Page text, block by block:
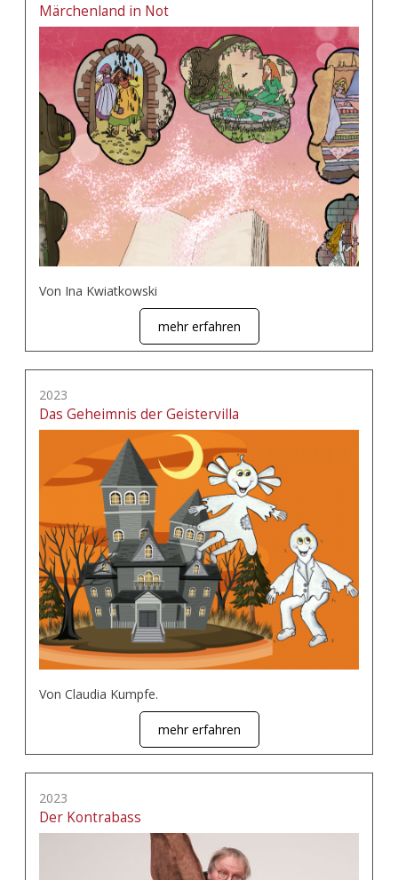
Märchenland in Not
Von Ina Kwiatkowski
mehr erfahren
2023
Das Geheimnis der Geistervilla
Von Claudia Kumpfe.
mehr erfahren
2023
Der Kontrabass